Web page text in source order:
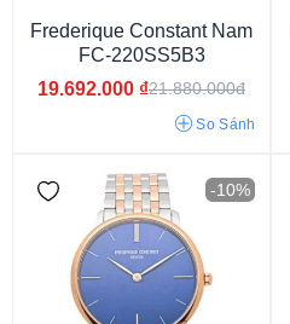
Dây Thép Mạ Vàng PVD
Dây Da
Dây kim loại
Frederique Constant Nam
FC-220SS5B3
19.692.000 ₫21.880.000đ
So Sánh
-10%